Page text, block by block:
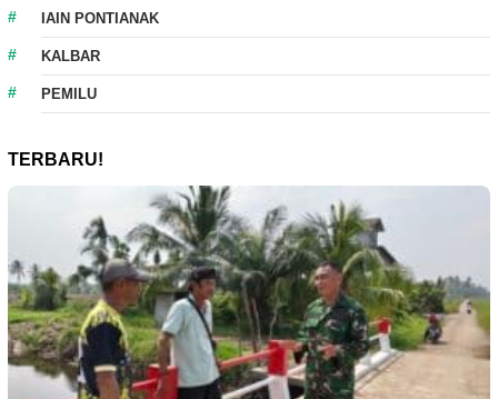
IAIN PONTIANAK
KALBAR
PEMILU
TERBARU!